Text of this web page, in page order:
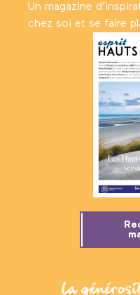
Un magazine
chez soi et se faire